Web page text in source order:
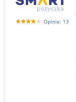
Opinie: 13